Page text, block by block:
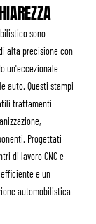
sono
alta precisione con
un'eccezionale
auto. Questi stampi
trattamenti
Progettati
di lavoro CNC e
e un
automobilistica